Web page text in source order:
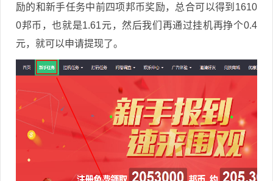
励的和新手任务中前四项邦币奖励，总合可以得到1610
0邦币，也就是1.61元，然后我们再通过挂机再挣个0.4
元，就可以申请提现了。